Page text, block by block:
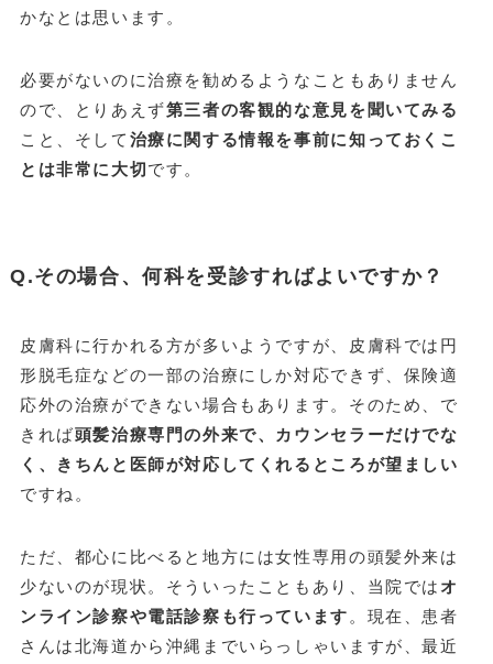
かなとは思います。
必要がないのに治療を勧めるようなこともありません
ので、とりあえず第三者の客観的な意見を聞いてみる
こと、そして 治療に関する情報を事前に知っておくこ
とは非常に大切です。
Q.その場合、何科を受診すればよいですか？
皮膚科に行かれる方が多いようですが、皮膚科では円
形脱毛症などの一部の治療にしか対応できず、保険適
応外の治療ができない場合もあります。そのため、で
きれば頭髪治療専門の外来で、カウンセラーだけでな
く、きちんと医師が対応してくれるところが望ましい
ですね。
ただ、都心に比べると地方には女性専用の頭髪外来は
少ないのが現状。そういったこともあり、当院ではオ
ンライン診察や電話診察も行っています 。現在、患者
さんは北海道から沖縄までいらっしゃいますが、最近